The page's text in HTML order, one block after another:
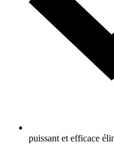
puissant et efficace